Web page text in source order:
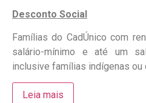
Desconto Social
Famílias do CadÚnico com
salário-mínimo e até um
inclusive famílias indígenas ou
Leia mais